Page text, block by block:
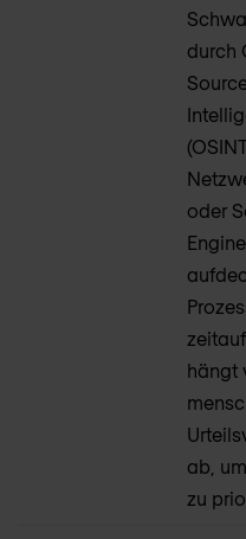
durch
oder
hängt
ab,
zu